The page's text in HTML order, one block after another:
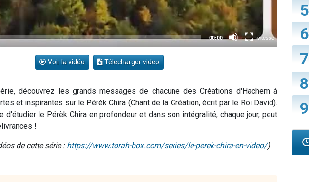
Voir la vidéo Télécharger vidéo
découvrez les grands messages de chacune des Créations d'Hachem à
et inspirantes sur le Pérèk Chira (Chant de la Création, écrit par le Roi David).
d'étudier le Pérèk Chira en profondeur et dans son intégralité, chaque jour, peut
!
de cette série : https://www.torah-box.com/series/le-perek-chira-en-video/)
5
6
7
8
9